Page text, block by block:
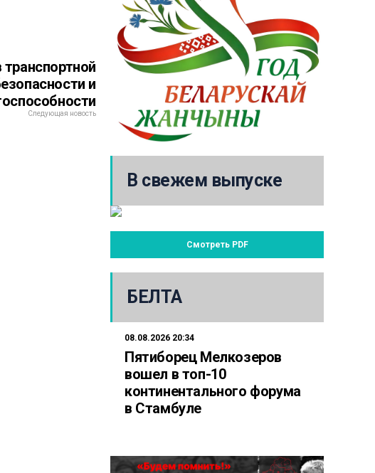
транспортной
и
Следующая новость
В свежем выпуске
Смотреть PDF
БЕЛТА
08.08.2026 20:34
Пятиборец Мелкозеров
вошел в топ-10
континентального форума
в Стамбуле